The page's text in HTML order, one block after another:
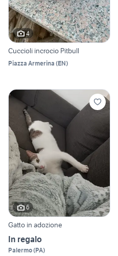
4
Cuccioli incrocio Pitbull
Piazza Armerina (EN)
6
Gatto in adozione
In regalo
Palermo(PA)